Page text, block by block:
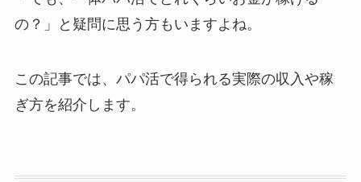
の？」と疑問に思う方もいますよね。
この記事では、パパ活で得られる実際の収入や稼
ぎ方を紹介します。